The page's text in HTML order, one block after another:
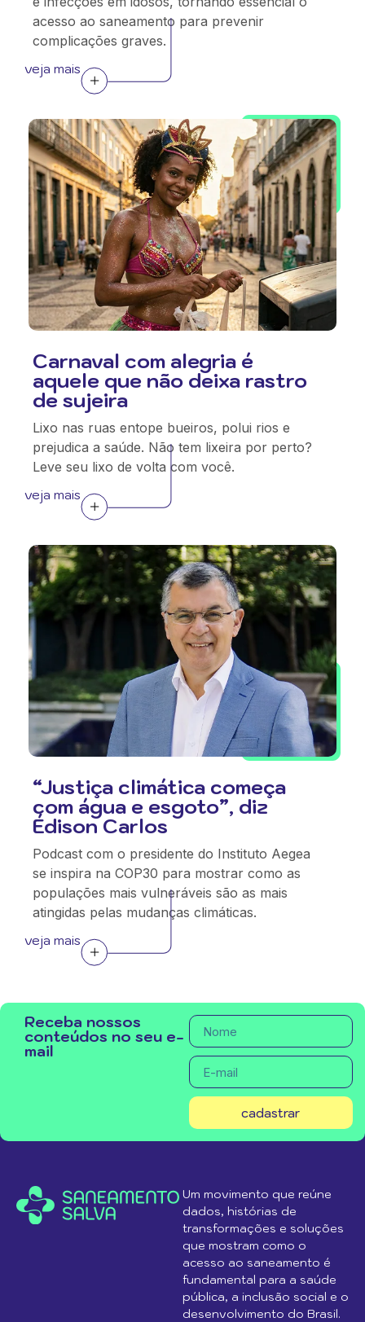
acesso ao saneamento para prevenir
complicações graves.
veja mais
Carnaval com alegria é
aquele que não deixa rastro
de sujeira
Lixo nas ruas entope bueiros, polui rios e
prejudica a saúde. Não tem lixeira por perto?
Leve seu lixo de volta com você.
veja mais
“Justiça climática começa
com água e esgoto”, diz
Édison Carlos
Podcast com o presidente do Instituto Aegea
se inspira na COP30 para mostrar como as
populações mais vulneráveis são as mais
atingidas pelas mudanças climáticas.
veja mais
Receba nossos
conteúdos no seu e-
mail
cadastrar
Um movimento que reúne
dados, histórias de
transformações e soluções
que mostram como o
acesso ao saneamento é
fundamental para a saúde
pública, a inclusão social e o
desenvolvimento do Brasil.